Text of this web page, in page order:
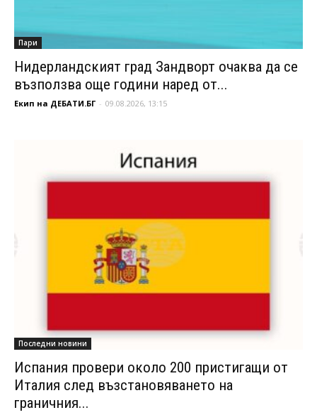
Пари
Нидерландският град Зандворт очаква да се
възползва още години наред от...
Екип на ДЕБАТИ.БГ - 09.08.2026, 13:15
Последни новини
Испания провери около 200 пристигащи от
Италия след възстановяването на
граничния...